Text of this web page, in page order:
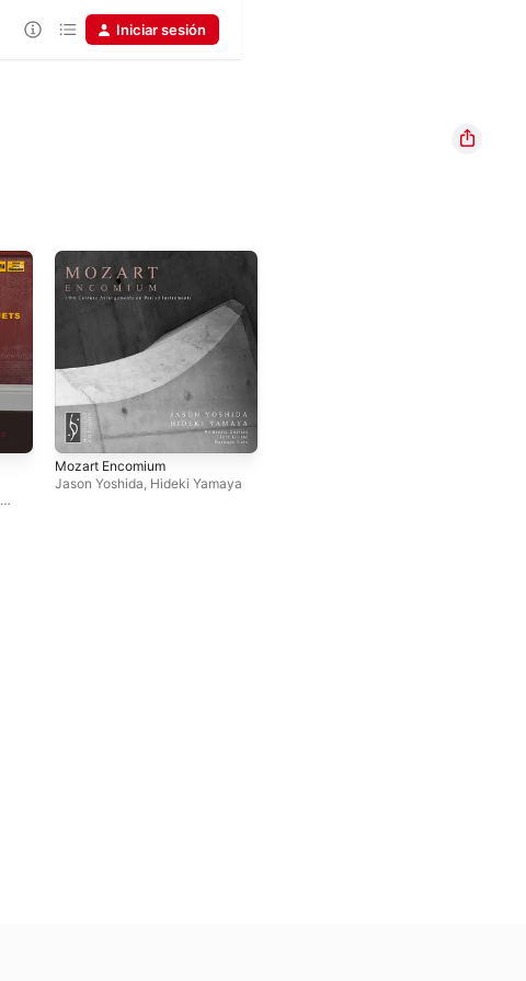
Iniciar sesión
Mozart Encomium
Jason Yoshida Hideki Yamaya